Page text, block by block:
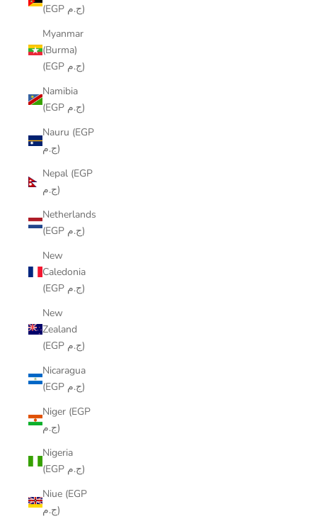
(EGP ج.م)
Myanmar
(Burma)
(EGP ج.م)
Namibia
(EGP ج.م)
Nauru (EGP
ج.م)
Nepal (EGP
ج.م)
Netherlands
(EGP ج.م)
New
Caledonia
(EGP ج.م)
New
Zealand
(EGP ج.م)
Nicaragua
(EGP ج.م)
Niger (EGP
ج.م)
Nigeria
(EGP ج.م)
Niue (EGP
ج.م)